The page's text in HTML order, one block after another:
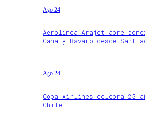
Ago 24
Aerolínea Arajet abre
Cana y Bávaro desde
Ago 24
Copa Airlines celebra 25
Chile